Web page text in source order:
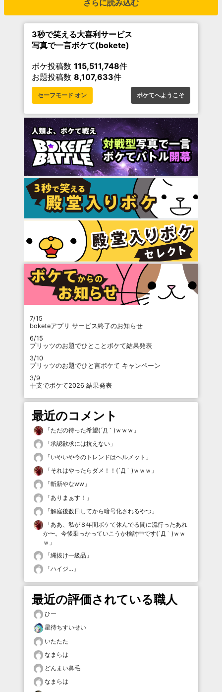
さらに読み込む
3秒で笑える大喜利サービス
写真で一言ボケて(bokete)
ボケ投稿数 115,511,748件
お題投稿数 8,107,633件
セーフモード オン ボケてへようこそ
7/15
boketeアプリ サービス終了のお知らせ
6/15
プリッツのお題でひとことボケて結果発表
3/10
プリッツのお題でひと言ボケて キャンペーン
3/9
干支でボケて2026 結果発表
最近のコメント
「ただの待った希望(´Д｀)ｗｗｗ 」
「承認欲求には抗えない 」
「いやいや今のトレンドはヘルメット 」
「それはやったらダメ！！(´Д｀)ｗｗｗ 」
「斬新やなww 」
「ありまぁす！ 」
「解雇後数日してから暗号化されるやつ 」
「ああ、私が８年間ボケて休んでる間に流行ったあれ
か〜。今後乗っかっていこうか検討中です(´Д｀)ｗｗ
ｗ 」
「縄抜け一級品 」
「ハイジ… 」
最近の評価されている職人
ひー
星待ちすいせい
いたたた
なまらは
どんまい鼻毛
なまらは